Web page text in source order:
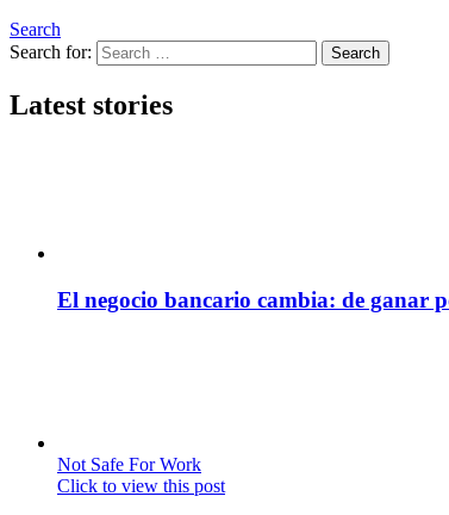
Search
Search for:
Search
Latest stories
El negocio bancario cambia: de ganar
Not Safe For Work
Click to view this post